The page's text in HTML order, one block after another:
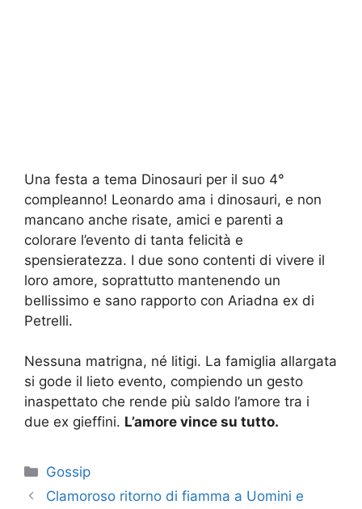
Una festa a tema Dinosauri per il suo 4°
compleanno! Leonardo ama i dinosauri, e non
mancano anche risate, amici e parenti a
colorare l’evento di tanta felicità e
spensieratezza. I due sono contenti di vivere il
loro amore, soprattutto mantenendo un
bellissimo e sano rapporto con Ariadna ex di
Petrelli.
Nessuna matrigna, né litigi. La famiglia allargata
si gode il lieto evento, compiendo un gesto
inaspettato che rende più saldo l’amore tra i
due ex gieffini. L’amore vince su tutto.
Categorie
Gossip
Clamoroso ritorno di fiamma a Uomini e